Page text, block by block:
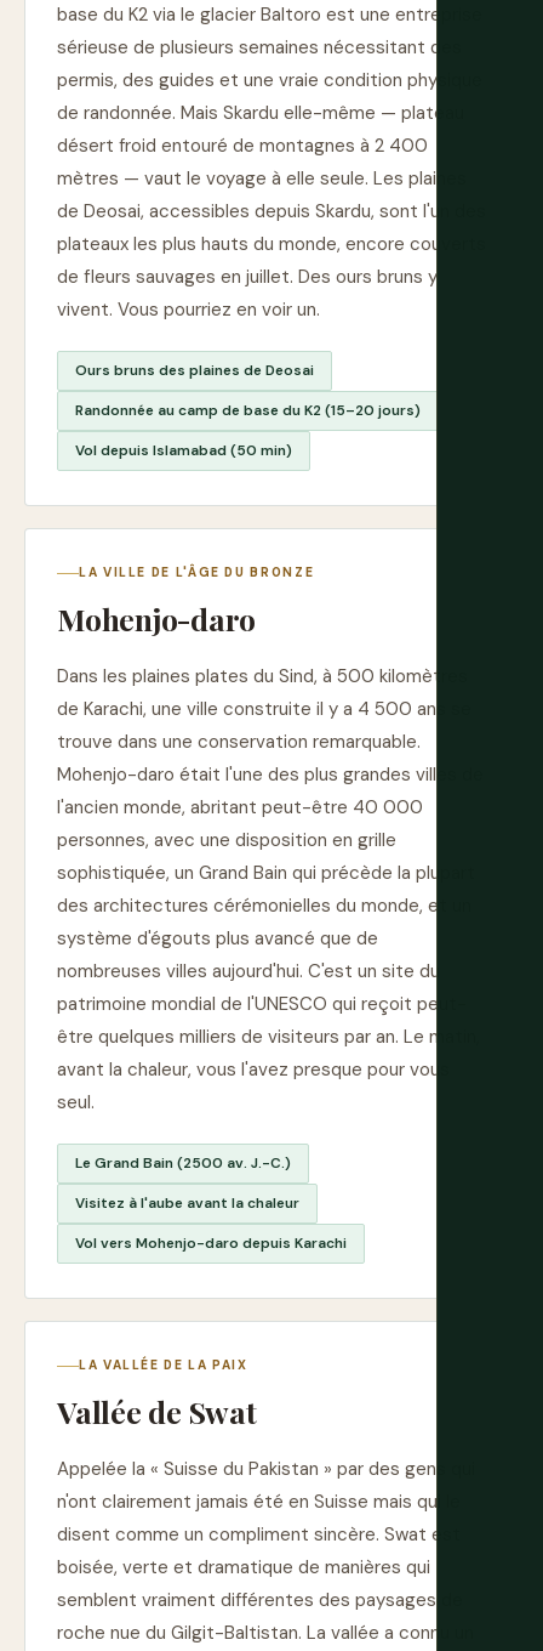
base du K2 via le glacier Baltoro est une entreprise
sérieuse de plusieurs semaines nécessitant des
permis, des guides et une vraie condition physique
de randonnée. Mais Skardu elle-même — plateau
désert froid entouré de montagnes à 2 400
mètres — vaut le voyage à elle seule. Les plaines
de Deosai, accessibles depuis Skardu, sont l'un des
plateaux les plus hauts du monde, encore couverts
de fleurs sauvages en juillet. Des ours bruns y
vivent. Vous pourriez en voir un.
Ours bruns des plaines de Deosai
Randonnée au camp de base du K2 (15–20 jours)
Vol depuis Islamabad (50 min)
LA VILLE DE L'ÂGE DU BRONZE
Mohenjo-daro
Dans les plaines plates du Sind, à 500 kilomètres
de Karachi, une ville construite il y a 4 500 ans se
trouve dans une conservation remarquable.
Mohenjo-daro était l'une des plus grandes villes de
l'ancien monde, abritant peut-être 40 000
personnes, avec une disposition en grille
sophistiquée, un Grand Bain qui précède la plupart
des architectures cérémonielles du monde, et un
système d'égouts plus avancé que de
nombreuses villes aujourd'hui. C'est un site du
patrimoine mondial de l'UNESCO qui reçoit peut-
être quelques milliers de visiteurs par an. Le matin,
avant la chaleur, vous l'avez presque pour vous
seul.
Le Grand Bain (2500 av. J.-C.)
Visitez à l'aube avant la chaleur
Vol vers Mohenjo-daro depuis Karachi
LA VALLÉE DE LA PAIX
Vallée de Swat
Appelée la « Suisse du Pakistan » par des gens qui
n'ont clairement jamais été en Suisse mais qui le
disent comme un compliment sincère. Swat est
boisée, verte et dramatique de manières qui
semblent vraiment différentes des paysages de
roche nue du Gilgit-Baltistan. La vallée a connu un